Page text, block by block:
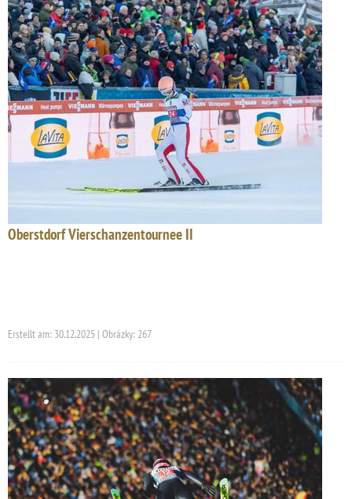
Oberstdorf Vierschanzentournee II
Erstellt am: 30.12.2025 | Obrázky: 267